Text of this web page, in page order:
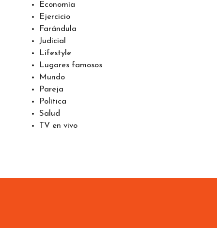
Economía
Ejercicio
Farándula
Judicial
Lifestyle
Lugares famosos
Mundo
Pareja
Política
Salud
TV en vivo